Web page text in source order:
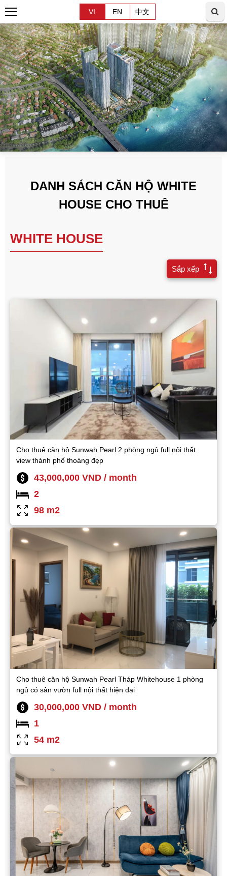
VI EN 中文
DANH SÁCH CĂN HỘ WHITE
HOUSE CHO THUÊ
WHITE HOUSE
Sắp xếp
Cho thuê căn hộ Sunwah Pearl 2 phòng ngủ full nội thất
view thành phố thoáng đẹp
43,000,000 VND / month
2
98 m2
Cho thuê căn hộ Sunwah Pearl Tháp Whitehouse 1 phòng
ngủ có sân vườn full nội thất hiện đại
30,000,000 VND / month
1
54 m2